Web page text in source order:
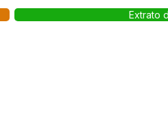
Extrato